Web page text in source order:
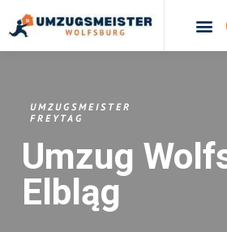
UMZUGSMEISTER
FREYTAG
Umzug
Elbląg